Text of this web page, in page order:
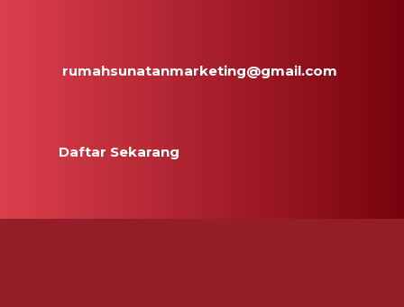
rumahsunatanmarketing@gmail.com
Daftar Sekarang